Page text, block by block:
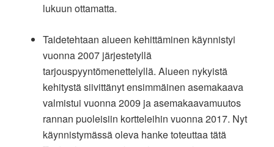
lukuun ottamatta.
Taidetehtaan alueen kehittäminen käynnistyi
vuonna 2007 järjestetyllä
tarjouspyyntömenettelyllä. Alueen nykyistä
kehitystä siivittänyt ensimmäinen asemakaava
valmistui vuonna 2009 ja asemakaavamuutos
rannan puoleisiin kortteleihin vuonna 2017. Nyt
käynnistymässä oleva hanke toteuttaa tätä